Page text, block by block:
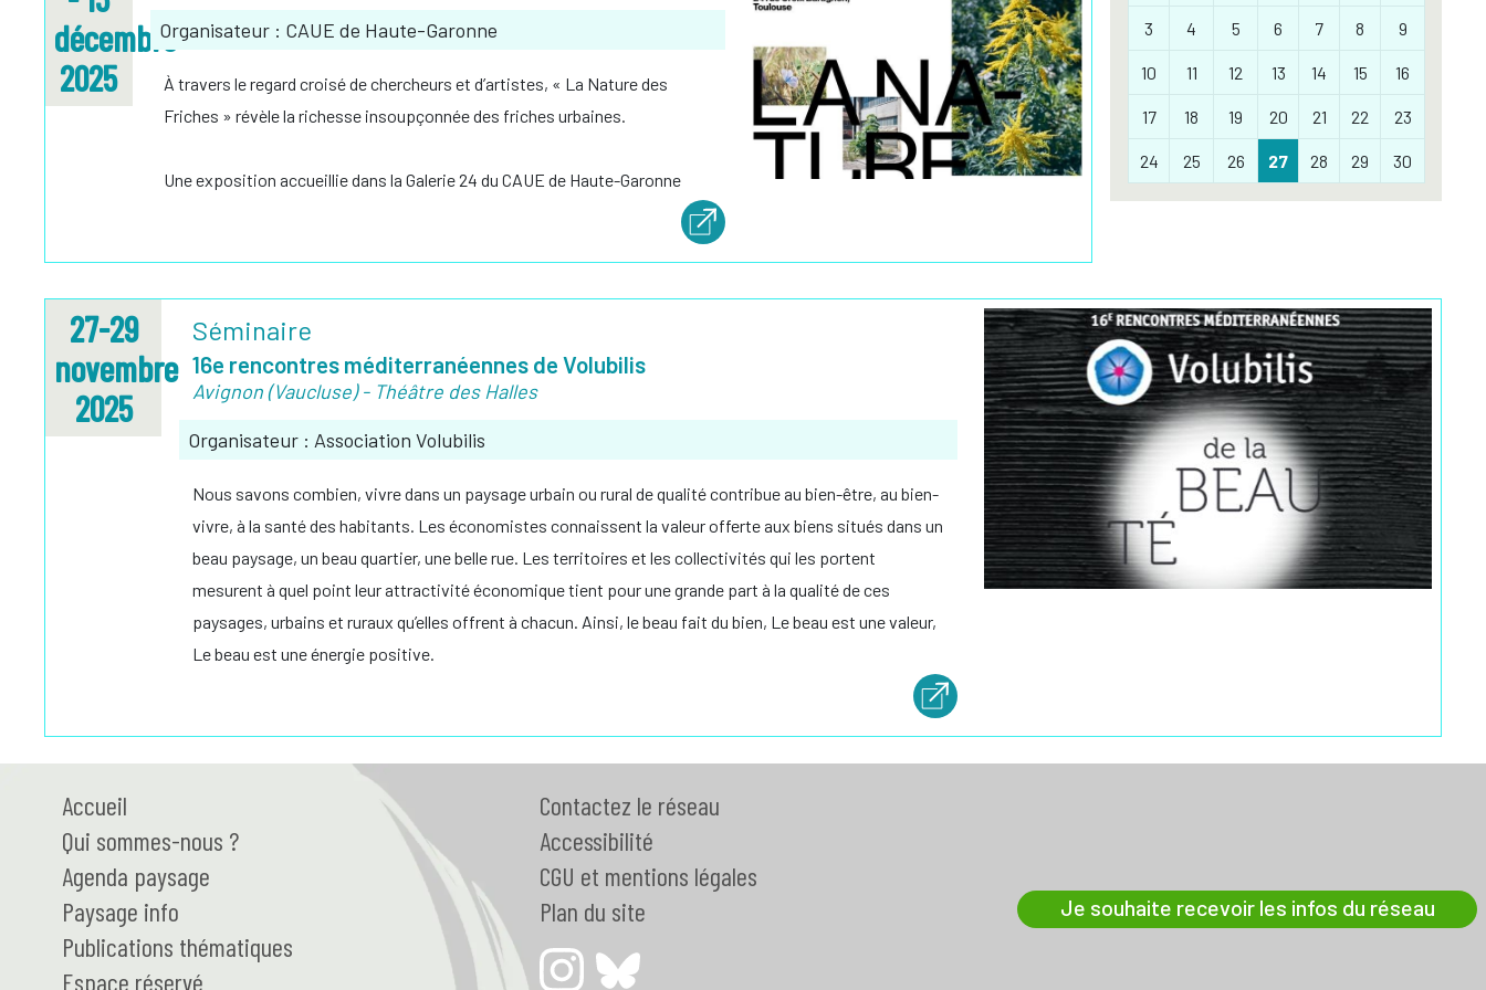
décembre
2025
Organisateur : CAUE de Haute-Garonne
À travers le regard croisé de chercheurs et d’artistes, « La Nature des
Friches » révèle la richesse insoupçonnée des friches urbaines.
Une exposition accueillie dans la Galerie 24 du CAUE de Haute-Garonne
3 4 5 6 7 8 9
10 11 12 13 14 15 16
17 18 19 20 21 22 23
24 25 26 27 28 29 30
27-29
novembre
2025
Séminaire
16e rencontres méditerranéennes de Volubilis
Avignon (Vaucluse) - Théâtre des Halles
Organisateur : Association Volubilis
Nous savons combien, vivre dans un paysage urbain ou rural de qualité contribue au bien-être, au bien-
vivre, à la santé des habitants. Les économistes connaissent la valeur offerte aux biens situés dans un
beau paysage, un beau quartier, une belle rue. Les territoires et les collectivités qui les portent
mesurent à quel point leur attractivité économique tient pour une grande part à la qualité de ces
paysages, urbains et ruraux qu’elles offrent à chacun. Ainsi, le beau fait du bien, Le beau est une valeur,
Le beau est une énergie positive.
Accueil
Qui sommes-nous ?
Agenda paysage
Paysage info
Publications thématiques
Espace réservé
Contactez le réseau
Accessibilité
CGU et mentions légales
Plan du site
Je souhaite recevoir les infos du réseau